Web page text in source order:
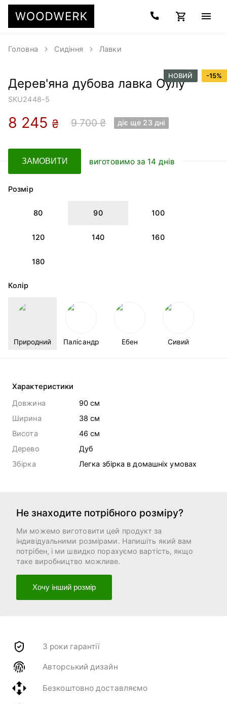
Головна Сидіння Лавки
НОВИЙ -15%
Дерев'яна дубова лавка Оулу
SKU2448-5
8 245 ₴ 9 700 ₴ діє ще 23 днi
ЗАМОВИТИ виготовимо за 14 днів
Розмір
80 90 100
120 140 160
180
Колір
Природний Палісандр Ебен Сивий
Характеристики
Довжина
90 cм
Ширина
38 cм
Висота
46 cм
Дерево
Дуб
Збірка
Легка збірка в домашніх умовах
Не знаходите потрібного розміру?
Ми можемо виготовити цей продукт за
індивідуальними розмірами. Напишіть який вам
потрібен, і ми швидко порахуємо вартість, якщо
таке виробництво можливе.
Хочу інший розмір
3 роки гарантії
Авторський дизайн
Безкоштовно доставляємо